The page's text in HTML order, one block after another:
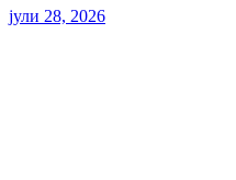
јули 28, 2026